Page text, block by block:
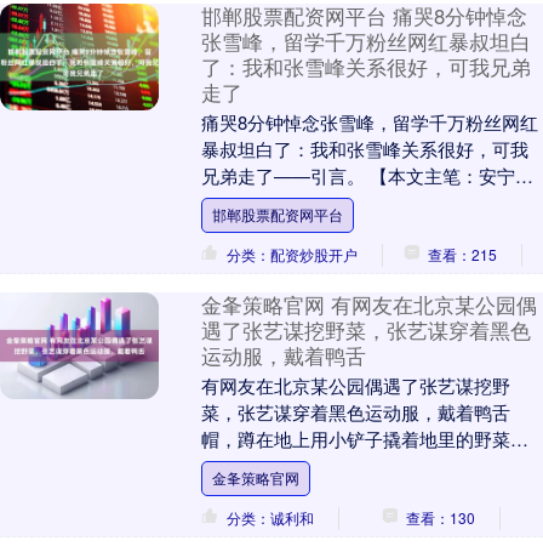
邯郸股票配资网平台 痛哭8分钟悼念
张雪峰，留学千万粉丝网红暴叔坦白
了：我和张雪峰关系很好，可我兄弟
走了
痛哭8分钟悼念张雪峰，留学千万粉丝网红
暴叔坦白了：我和张雪峰关系很好，可我
兄弟走了——引言。 【本文主笔：安宁】
痛哭8分钟悼念张雪峰，暴叔坦白了：我和
张雪峰关....
邯郸股票配资网平台
分类：配资炒股开户
查看：215
金夆策略官网 有网友在北京某公园偶
遇了张艺谋挖野菜，张艺谋穿着黑色
运动服，戴着鸭舌
有网友在北京某公园偶遇了张艺谋挖野
菜，张艺谋穿着黑色运动服，戴着鸭舌
帽，蹲在地上用小铲子撬着地里的野菜，
动作十分娴熟，旁边的塑料袋已经装了小
半袋子了。 从视频来....
金夆策略官网
分类：诚利和
查看：130